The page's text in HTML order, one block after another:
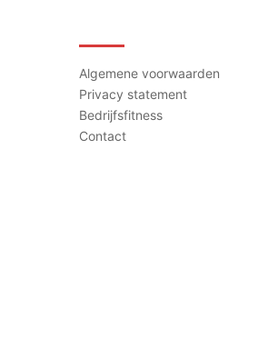
Algemene voorwaarden
Privacy statement
Bedrijfsfitness
Contact